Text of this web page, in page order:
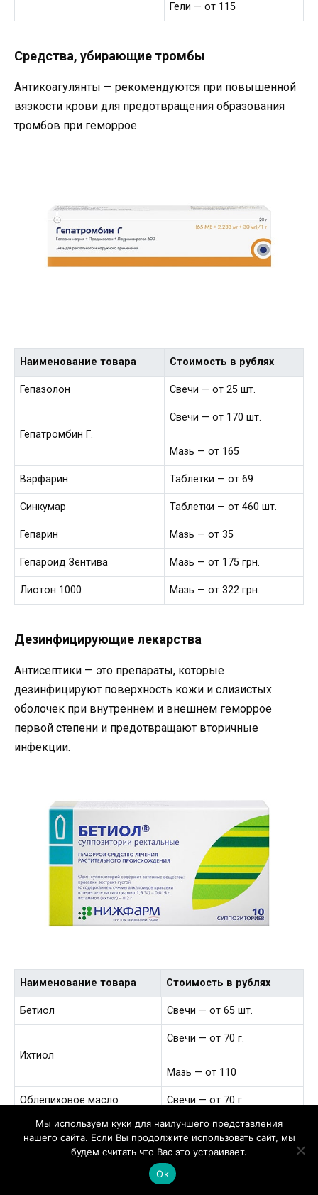
Гели — от 115
Средства, убирающие тромбы
Антикоагулянты — рекомендуются при повышенной
вязкости крови для предотвращения образования
тромбов при геморрое.
Наименование товара Стоимость в рублях
Гепазолон Свечи — от 25 шт.
Гепатромбин Г.
Свечи — от 170 шт.
Мазь — от 165
Варфарин Таблетки — от 69
Синкумар Таблетки — от 460 шт.
Гепарин Мазь — от 35
Гепароид Зентива Мазь — от 175 грн.
Лиотон 1000 Мазь — от 322 грн.
Дезинфицирующие лекарства
Антисептики — это препараты, которые
дезинфицируют поверхность кожи и слизистых
оболочек при внутреннем и внешнем геморрое
первой степени и предотвращают вторичные
инфекции.
Наименование товара Стоимость в рублях
Бетиол Свечи — от 65 шт.
Ихтиол
Свечи — от 70 г.
Мазь — от 110
Облепиховое масло Свечи — от 70 г.
Свечи с календулой Свечи — от 95
Суппозитории — от 200
грн.
Мы используем куки для наилучшего представления
нашего сайта. Если Вы продолжите использовать сайт, мы
будем считать что Вас это устраивает.
Ok